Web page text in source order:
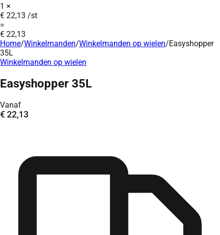
1 ×
€ 22,13 /st
=
€ 22,13
Home/Winkelmanden/Winkelmanden op wielen/Easyshopper
35L
Winkelmanden op wielen
Easyshopper 35L
Vanaf
€ 22,13